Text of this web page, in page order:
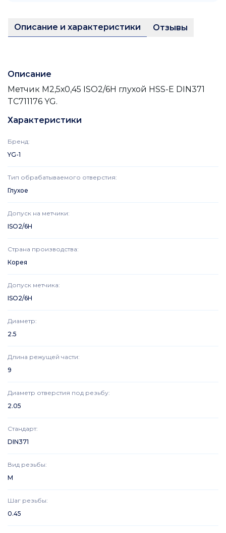
Описание и характеристики Отзывы
Описание
Метчик М2,5х0,45 ISO2/6H глухой HSS-E DIN371
TC711176 YG.
Характеристики
Бренд:
YG-1
Тип обрабатываемого отверстия:
Глухое
Допуск на метчики:
ISO2/6H
Страна производства:
Корея
Допуск метчика:
ISO2/6H
Диаметр:
2.5
Длина режущей части:
9
Диаметр отверстия под резьбу:
2.05
Стандарт:
DIN371
Вид резьбы:
M
Шаг резьбы:
0.45